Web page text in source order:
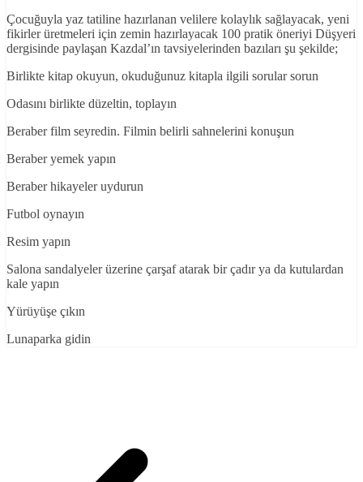
Çocuğuyla yaz tatiline hazırlanan velilere kolaylık sağlayacak, yeni
fikirler üretmeleri için zemin hazırlayacak 100 pratik öneriyi Düşyeri
dergisinde paylaşan Kazdal’ın tavsiyelerinden bazıları şu şekilde;
Birlikte kitap okuyun, okuduğunuz kitapla ilgili sorular sorun
Odasını birlikte düzeltin, toplayın
Beraber film seyredin. Filmin belirli sahnelerini konuşun
Beraber yemek yapın
Beraber hikayeler uydurun
Futbol oynayın
Resim yapın
Salona sandalyeler üzerine çarşaf atarak bir çadır ya da kutulardan
kale yapın
Yürüyüşe çıkın
Lunaparka gidin